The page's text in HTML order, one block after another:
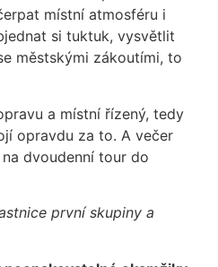
místní atmosféru i
si tuktuk, vysvětlit
městskými zákoutími, to
a místní řízený, tedy
opravdu za to. A večer
dvoudenní tour do
první skupiny a